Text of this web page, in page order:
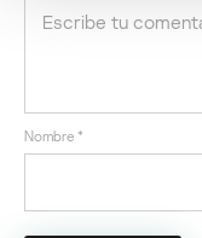
Nombre *